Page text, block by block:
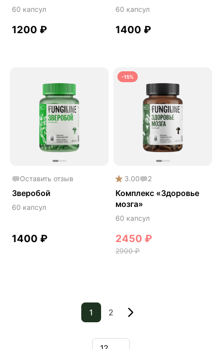
Сердце и сосуды
Снижение веса
Снижение холестерина
Спокойствие и сон
Спортивное питание
Улучшение настроения
Чага
Чистая кожа
60 капсул
1200 ₽
60 капсул
1400 ₽
Оставить отзыв
Зверобой
60 капсул
1400 ₽
-15%
3.00 2
Комплекс «Здоровье
мозга»
60 капсул
2450 ₽
2900₽
1 2